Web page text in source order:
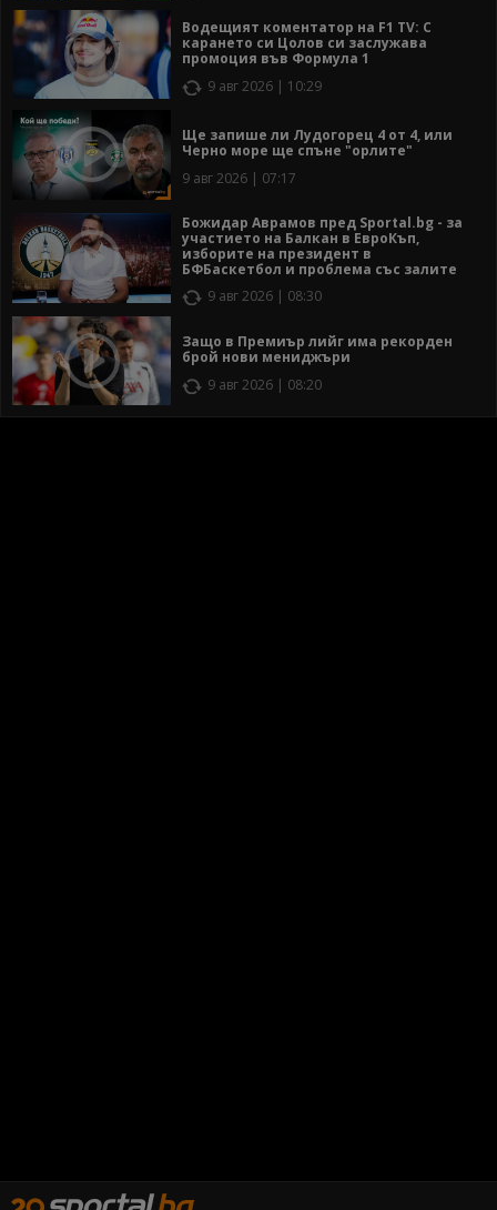
Водещият коментатор на F1 TV: С
карането си Цолов си заслужава
промоция във Формула 1
9 авг 2026 | 10:29
Ще запише ли Лудогорец 4 от 4, или
Черно море ще спъне "орлите"
9 авг 2026 | 07:17
Божидар Аврамов пред Sportal.bg - за
участието на Балкан в ЕвроКъп,
изборите на президент в
БФБаскетбол и проблема със залите
9 авг 2026 | 08:30
Защо в Премиър лийг има рекорден
брой нови мениджъри
9 авг 2026 | 08:20